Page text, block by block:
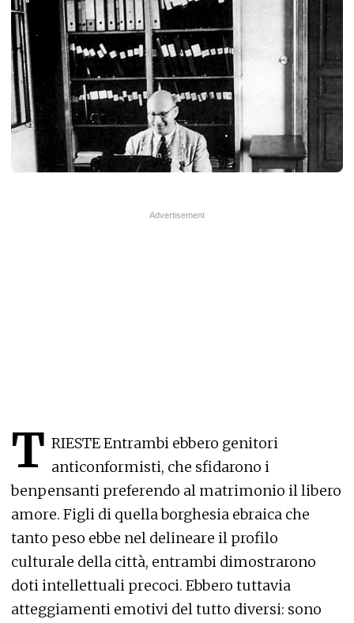
T RIESTE Entrambi ebbero genitori
anticonformisti, che sfidarono i
benpensanti preferendo al matrimonio il libero
amore. Figli di quella borghesia ebraica che
tanto peso ebbe nel delineare il profilo
culturale della città, entrambi dimostrarono
doti intellettuali precoci. Ebbero tuttavia
atteggiamenti emotivi del tutto diversi: sono